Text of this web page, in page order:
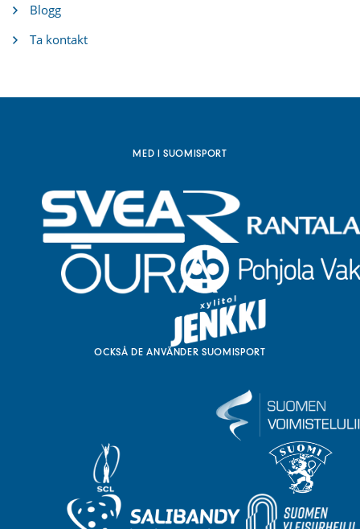
Blogg
Ta kontakt
MED I SUOMISPORT
OCKSÅ DE ANVÄNDER SUOMISPORT